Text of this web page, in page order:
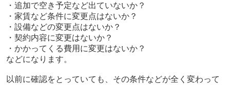
・追加で空き予定など出ていないか？
・家賃など条件に変更点はないか？
・設備などの変更点はないか？
・契約内容に変更はないか？
・かかってくる費用に変更はないか？
などになります。
以前に確認をとっていても、その条件などが全く変わって